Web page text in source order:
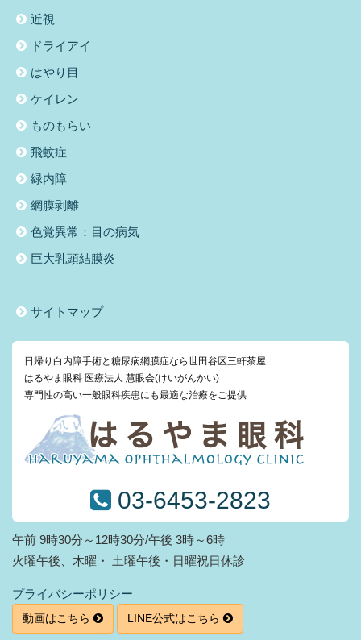
近視
ドライアイ
はやり目
ケイレン
ものもらい
飛蚊症
緑内障
網膜剥離
色覚異常：目の病気
巨大乳頭結膜炎
サイトマップ
日帰り白内障手術と糖尿病網膜症なら世田谷区三軒茶屋
はるやま眼科 医療法人 慧眼会(けいがんかい)
専門性の高い一般眼科疾患にも最適な治療をご提供
03-6453-2823
午前 9時30分～12時30分/午後 3時～6時
火曜午後、木曜・ 土曜午後・日曜祝日休診
プライバシーポリシー
動画はこちら LINE公式はこちら